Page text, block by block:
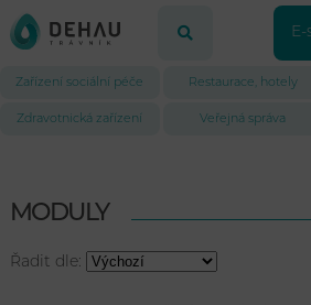
Zařízení sociální péče Restaurace, hotely
Zdravotnická zařízení Veřejná správa
MODULY
Řadit dle: